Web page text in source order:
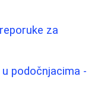
za
podočnjacima -